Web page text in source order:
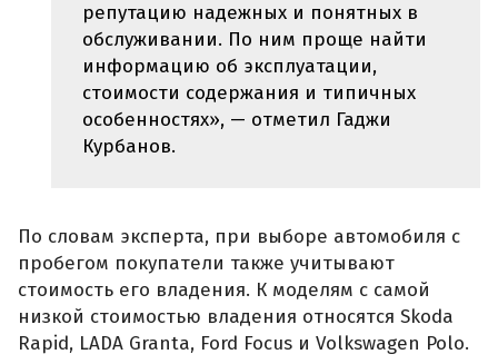
репутацию надежных и понятных в
обслуживании. По ним проще найти
информацию об эксплуатации,
стоимости содержания и типичных
особенностях», — отметил Гаджи
Курбанов.
По словам эксперта, при выборе автомобиля с
пробегом покупатели также учитывают
стоимость его владения. К моделям с самой
низкой стоимостью владения относятся Skoda
Rapid, LADA Granta, Ford Focus и Volkswagen Polo.